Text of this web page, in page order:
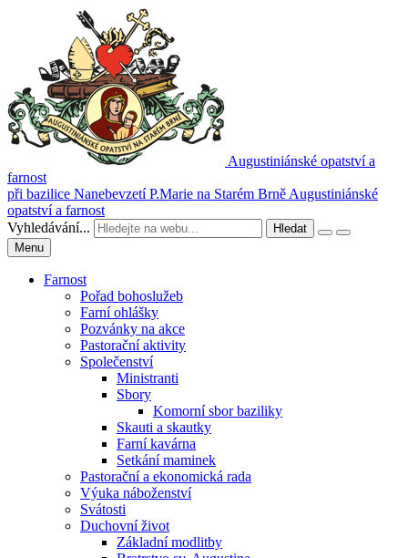
Augustiniánské opatství a
farnost
při bazilice Nanebevzetí P.Marie na Starém Brně Augustiniánské
opatství a farnost
Vyhledávání...
Hledat
Menu
Farnost
Pořad bohoslužeb
Farní ohlášky
Pozvánky na akce
Pastorační aktivity
Společenství
Ministranti
Sbory
Komorní sbor baziliky
Skauti a skautky
Farní kavárna
Setkání maminek
Pastorační a ekonomická rada
Výuka náboženství
Svátosti
Duchovní život
Základní modlitby